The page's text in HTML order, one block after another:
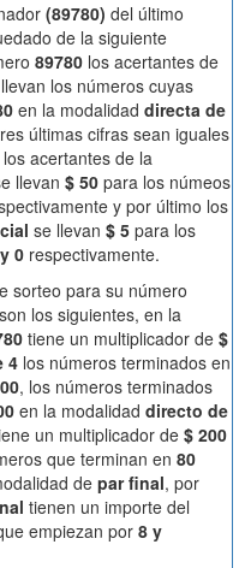
(89780) del último
de la siguiente
89780 los acertantes de
los números cuyas
en la modalidad directa de
últimas cifras sean iguales
los acertantes de la
llevan $ 50 para los númeos
y por último los
se llevan $ 5 para los
0 respectivamente.
sorteo para su número
son los siguientes, en la
tiene un multiplicador de $
4 los números terminados en
, los números terminados
en la modalidad directo de
un multiplicador de $ 200
que terminan en 80
depar final, por
tienen un importe del
empiezan por 8 y